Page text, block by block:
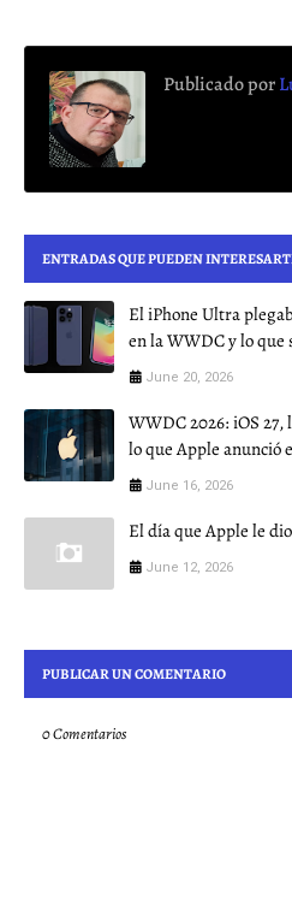
Publicado por
ENTRADAS QUE PUEDEN
El iPhone Ultra
en la WWDC y lo que
June 20, 2026
WWDC 2026: iOS
lo que Apple anunció
June 16, 2026
El día que Apple le
June 12, 2026
PUBLICAR UN COMENTARIO
0 Comentarios